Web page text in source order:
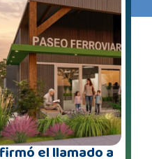
el llamado a